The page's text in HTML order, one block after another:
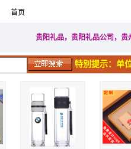
首页
贵阳礼品，贵阳礼品公司，
特别提示：单